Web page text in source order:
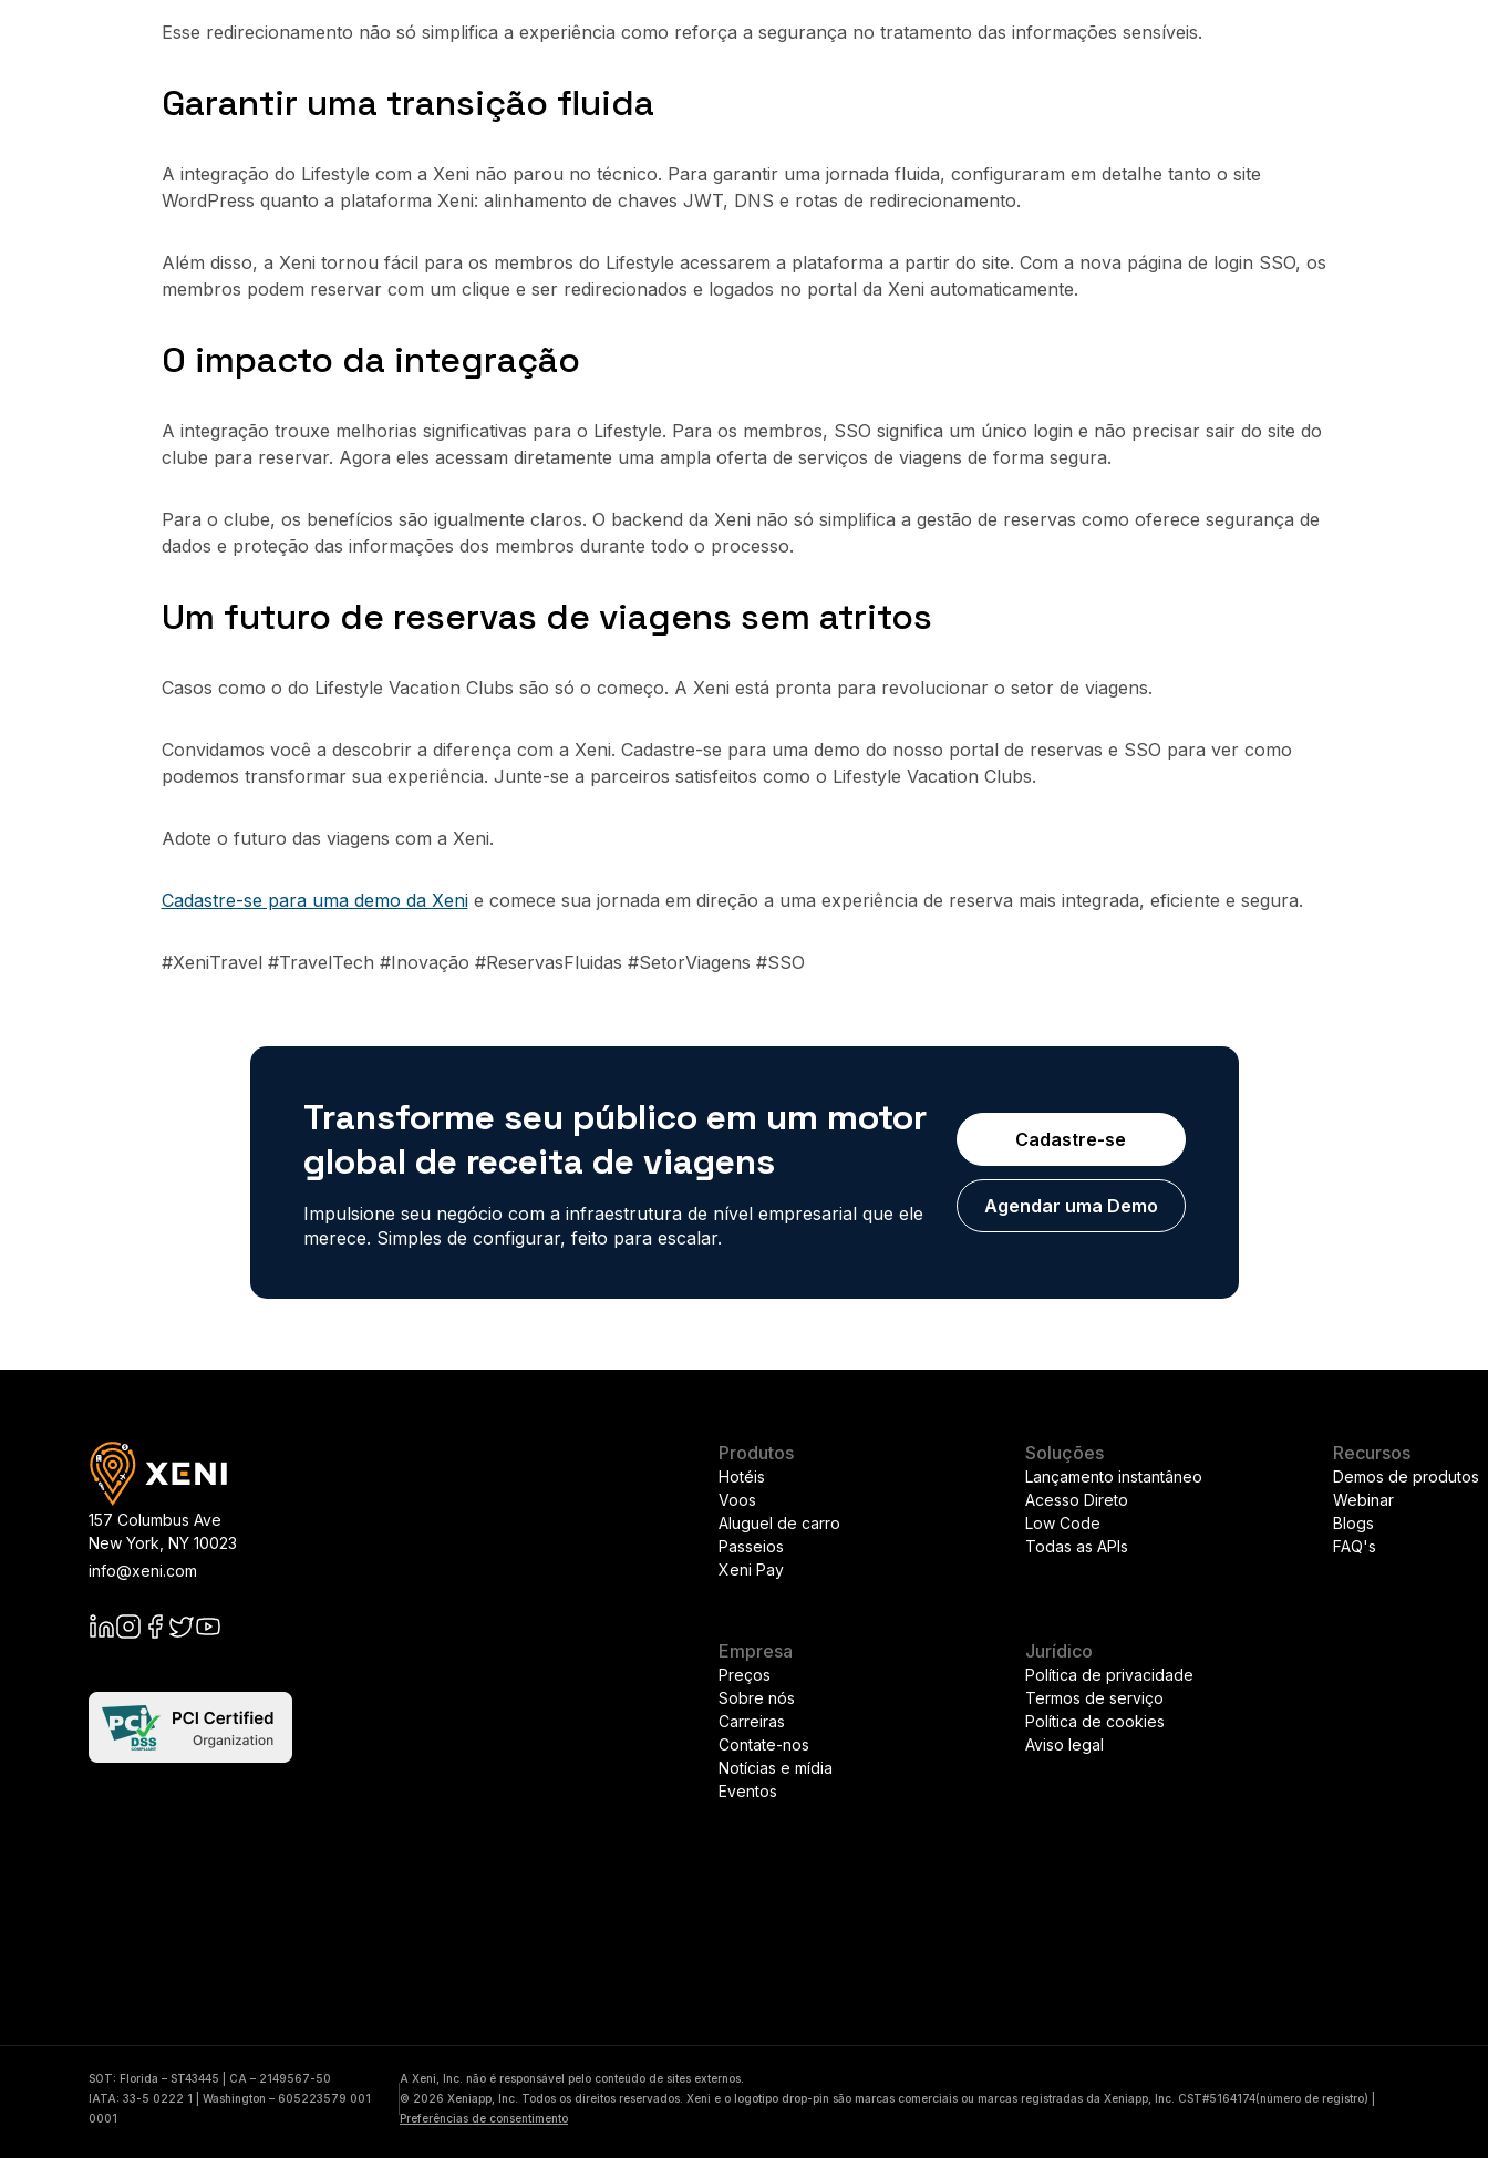
Esse redirecionamento não só simplifica a experiência como reforça a segurança no tratamento das informações sensíveis.
Garantir uma transição fluida
A integração do Lifestyle com a Xeni não parou no técnico. Para garantir uma jornada fluida, configuraram em detalhe tanto o site
WordPress quanto a plataforma Xeni: alinhamento de chaves JWT, DNS e rotas de redirecionamento.
Além disso, a Xeni tornou fácil para os membros do Lifestyle acessarem a plataforma a partir do site. Com a nova página de login SSO, os
membros podem reservar com um clique e ser redirecionados e logados no portal da Xeni automaticamente.
O impacto da integração
A integração trouxe melhorias significativas para o Lifestyle. Para os membros, SSO significa um único login e não precisar sair do site do
clube para reservar. Agora eles acessam diretamente uma ampla oferta de serviços de viagens de forma segura.
Para o clube, os benefícios são igualmente claros. O backend da Xeni não só simplifica a gestão de reservas como oferece segurança de
dados e proteção das informações dos membros durante todo o processo.
Um futuro de reservas de viagens sem atritos
Casos como o do Lifestyle Vacation Clubs são só o começo. A Xeni está pronta para revolucionar o setor de viagens.
Convidamos você a descobrir a diferença com a Xeni. Cadastre-se para uma demo do nosso portal de reservas e SSO para ver como
podemos transformar sua experiência. Junte-se a parceiros satisfeitos como o Lifestyle Vacation Clubs.
Adote o futuro das viagens com a Xeni.
Cadastre-se para uma demo da Xenie comece sua jornada em direção a uma experiência de reserva mais integrada, eficiente e segura.
#XeniTravel #TravelTech #Inovação #ReservasFluidas #SetorViagens #SSO
Transforme seu público em um motor
global de receita de viagens
Impulsione seu negócio com a infraestrutura de nível empresarial que ele
merece. Simples de configurar, feito para escalar.
Cadastre-se
Agendar uma Demo
157 Columbus Ave
New York NY 10023
info@xeni.com
Produtos
Hotéis
Voos
Aluguel de carro
Passeios
Xeni Pay
Soluções
Lançamento instantâneo
Acesso Direto
Low Code
Todas as APIs
Recursos
Demos de produtos
Webinar
Blogs
FAQ's
Empresa
Preços
Sobre nós
Carreiras
Contate-nos
Notícias e mídia
Eventos
Jurídico
Política de privacidade
Termos de serviço
Política de cookies
Aviso legal
SOT: Florida – ST43445 | CA – 2149567-50
IATA: 33-5 0222 1 | Washington – 605223579 001
0001
A Xeni, Inc. não é responsável pelo conteúdo de sites externos.
© 2026 Xeniapp, Inc. Todos os direitos reservados. Xeni e o logotipo drop-pin são marcas comerciais ou marcas registradas da Xeniapp, Inc. CST#5164174(número de registro)
Preferências de consentimento